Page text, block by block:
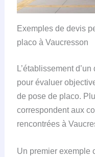
Exemples de devis
placo à Vaucresson
L’établissement
pour évaluer
de pose de placo.
correspondent aux
rencontrées à
Un premier exemple